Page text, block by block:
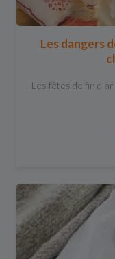
Les dangers
Les fêtes de fin